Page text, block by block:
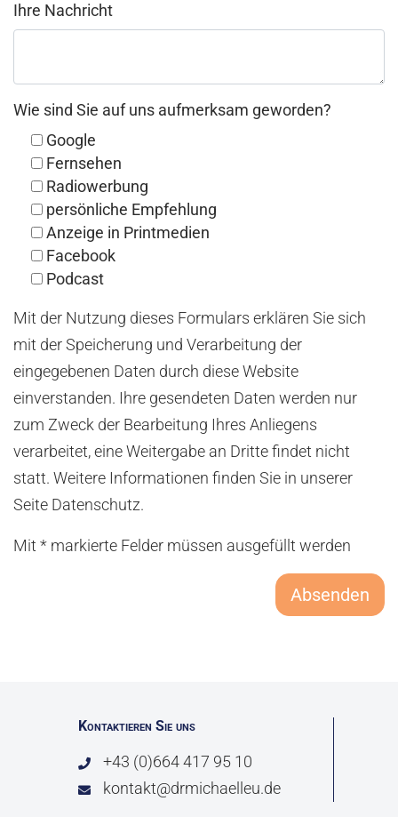
Ihre Nachricht
Wie sind Sie auf uns aufmerksam geworden?
Google
Fernsehen
Radiowerbung
persönliche Empfehlung
Anzeige in Printmedien
Facebook
Podcast
Mit der Nutzung dieses Formulars erklären Sie sich
mit der Speicherung und Verarbeitung der
eingegebenen Daten durch diese Website
einverstanden. Ihre gesendeten Daten werden nur
zum Zweck der Bearbeitung Ihres Anliegens
verarbeitet, eine Weitergabe an Dritte findet nicht
statt. Weitere Informationen finden Sie in unserer
Seite Datenschutz.
Mit * markierte Felder müssen ausgefüllt werden
Absenden
Kontaktieren Sie uns
+43 (0)664 417 95 10
kontakt@drmichaelleu.de